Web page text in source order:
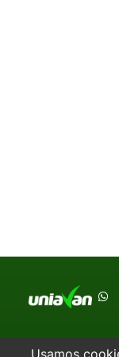
Institucional